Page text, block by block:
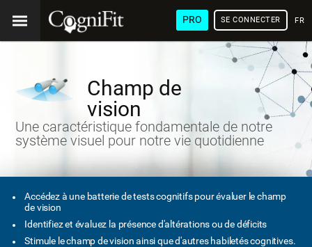
PRO SE CONNECTER
Champ de
vision
Une caractéristique fondamentale de notre
système visuel pour notre vie quotidienne
Accédez à une batterie de tests cognitifs pour évaluer le champ
de vision
Identifiez et évaluez la présence d'altérations ou de déficits
Stimule le champ de vision ainsi que d'autres habiletés cognitives.